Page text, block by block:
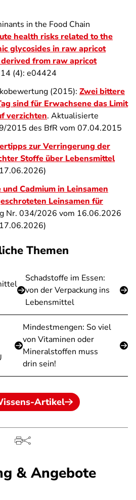
in the Food Chain
health risks related to the
glycosides in raw apricot
from raw apricot
14 (4): e04424
(2015): Zwei bittere
sind für Erwachsene das Limit
verzichten. Aktualisierte
2015 des BfR vom 07.04.2015
zur Verringerung der
Stoffe über Lebensmittel
17.06.2026)
und Cadmium in Leinsamen
Leinsamen für
Nr. 034/2026 vom 16.06.2026
Themen
Schadstoffe im Essen:
von der Verpackung ins
Lebensmittel
Mindestmengen: So viel
von Vitaminen oder
Mineralstoffen muss
drin sein!
Artikel
& Angebote